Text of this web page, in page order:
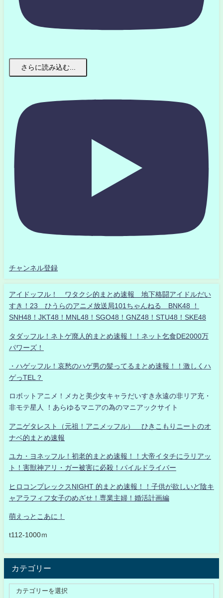
さらに読み込む...
チャンネル登録
アイドッフル！ ワタクシ的まとめ速報 地下格闘アイドルだい
すき！23 ひうらのアニメ放送局101ちゃんねる BNK48 ！
SNH48！JKT48！MNL48！SGO48！GNZ48！STU48！SKE48
タダッフル！ネトゲ廃人的まとめ速報！！ネット乞食DE2000万
パワーズ！
・ハゲッフル！哀愁のハゲ男の髪ってるまとめ速報！！激しくハ
ゲっTEL？
ロボットアニメ！メカと美少女キャラだいすき永遠の非リア充・
非モテ星人 ！あらゆるマニアの為のマニアックサイト
アニゲタレスト（元祖！アニメッフル） ひきこもりニートのオ
ナベ的まとめ速報
ユカ・ヨネッフル！初老的まとめ速報！！大帝イタチにラリアッ
ト！害獣神アリ・ガー被害に必殺！パイルドライバー
ヒロコンプレックスNIGHT 的まとめ速報！！子供が欲しいど陰キ
ャアラフィフ女子のめざせ！専業主婦！婚活計画編
萌えっとこあに！
t112-1000ｍ
カテゴリー